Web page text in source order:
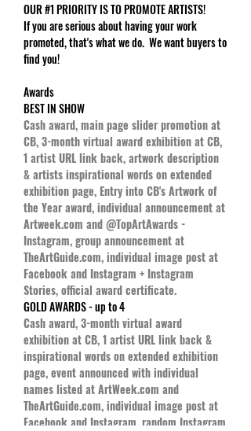
OUR #1 PRIORITY IS TO PROMOTE ARTISTS!
If you are serious about having your work
promoted, that's what we do. We want buyers to
find you!
Awards
BEST IN SHOW
Cash award, main page slider promotion at
CB, 3-month virtual award exhibition at CB,
1 artist URL link back, artwork description
& artists inspirational words on extended
exhibition page, Entry into CB's Artwork of
the Year award, individual announcement at
Artweek.com and @TopArtAwards -
Instagram, group announcement at
TheArtGuide.com, individual image post at
Facebook and Instagram + Instagram
Stories, official award certificate.
GOLD AWARDS - up to 4
Cash award, 3-month virtual award
exhibition at CB, 1 artist URL link back &
inspirational words on extended exhibition
page, event announced with individual
names listed at ArtWeek.com and
TheArtGuide.com, individual image post at
Facebook and Instagram, random Instagram